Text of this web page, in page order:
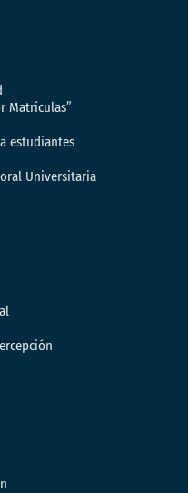
Matrículas”
estudiantes
Universitaria